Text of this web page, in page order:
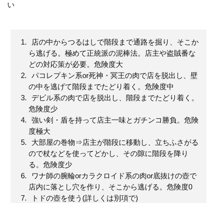
い
店の中からつるはしで階段まで通路を掘り、そこか
ら逃げる。極めて正統派の泥棒法。店主や盗賊番な
どの対応策が必要。危険度大
パコレプキン系or死神・冥王の肉で店を脱出し、壁
の中を逃げて階段までたどり着く。危険度中
デビル系の肉で店を脱出し、階段までたどり着く。
危険度少
強い剣・盾を持って店主一味とガチンコ勝負。危険
度極大
大部屋の巻物⇒店主が階段に移動し、立ちふさがる
ので杖などを使ってどかし、その隙に階段を降り
る。危険度少
ワナ師の腕輪orカラクロイド系の肉or底抜けの壺で
店内に落とし穴を作り、そこから逃げる。危険度0
トドの壺を使う(詳しくは別項で)